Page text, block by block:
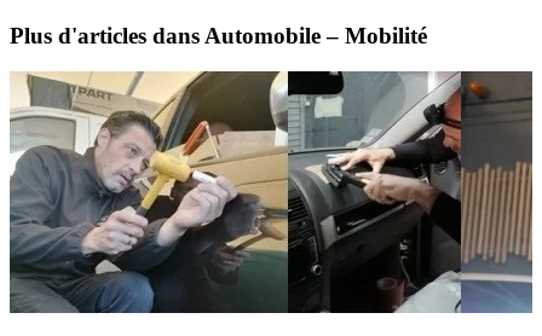
Plus d'articles dans Automobile – Mobilité